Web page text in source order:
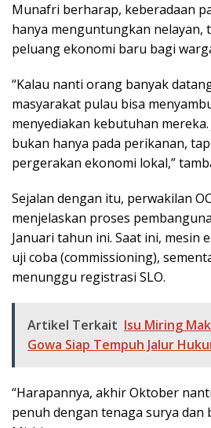
Munafri berharap, keberadaan
hanya menguntungkan nelayan,
peluang ekonomi baru bagi
“Kalau nanti orang banyak
masyarakat pulau bisa
menyediakan kebutuhan
bukan hanya pada perikanan,
pergerakan ekonomi lokal,”
Sejalan dengan itu, perwakilan
menjelaskan proses
Januari tahun ini. Saat ini, mesin
uji coba (commissioning),
menunggu registrasi SLO.
Artikel Terkait Isu Miring
Gowa Siap Tempuh Jalur
“Harapannya, akhir Oktober
penuh dengan tenaga surya dan